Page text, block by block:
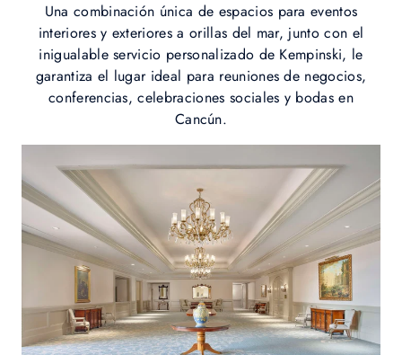
Una combinación única de espacios para eventos
interiores y exteriores a orillas del mar, junto con el
inigualable servicio personalizado de Kempinski, le
garantiza el lugar ideal para reuniones de negocios,
conferencias, celebraciones sociales y bodas en
Cancún.